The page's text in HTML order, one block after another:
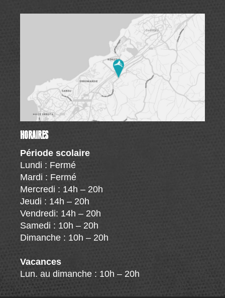
HORAIRES
Période scolaire
Lundi : Fermé
Mardi : Fermé
Mercredi : 14h – 20h
Jeudi : 14h – 20h
Vendredi: 14h – 20h
Samedi : 10h – 20h
Dimanche : 10h – 20h
Vacances
Lun. au dimanche : 10h – 20h